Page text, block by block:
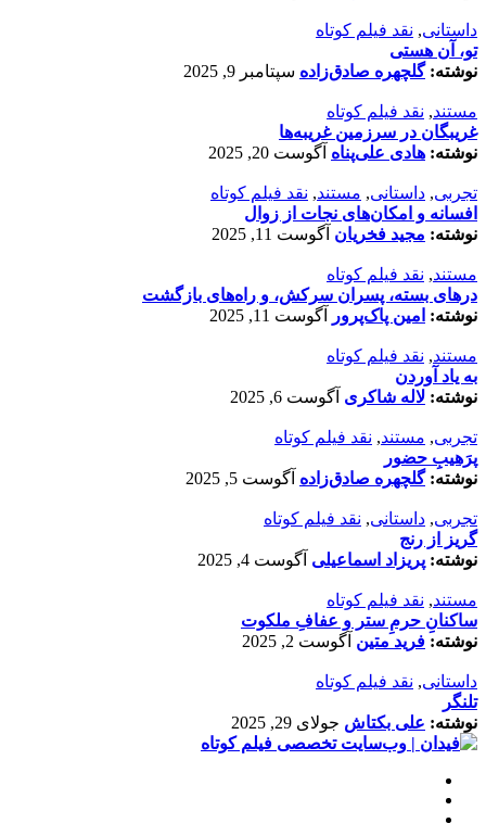
داستانی, نقد فیلم کوتاه
تو، آن هستی
نوشته:گلچهره صادق‌زاده سپتامبر 9, 2025
مستند, نقد فیلم کوتاه
غریبگان در سرزمین غریبه‌ها
نوشته: هادی علی‌پناه آگوست 20, 2025
تجربی, داستانی, مستند, نقد فیلم کوتاه
افسانه‌ و امکان‌های نجات از زوال
نوشته: مجید فخریان آگوست 11, 2025
مستند, نقد فیلم کوتاه
درهای بسته، پسران سرکش، و راه‌های بازگشت
نوشته: امین پاک‌پرور آگوست 11, 2025
مستند, نقد فیلم کوتاه
به یاد آوردن
نوشته: لاله شاکری آگوست 6, 2025
تجربی, مستند, نقد فیلم کوتاه
پرَهیب‌ِ حضور
نوشته:گلچهره صادق‌زاده آگوست 5, 2025
تجربی, داستانی, نقد فیلم کوتاه
گریز از رنج
نوشته: پریزاد اسماعیلی آگوست 4, 2025
مستند, نقد فیلم کوتاه
ساکنانِ حرمِ ستر و عفافِ ملکوت
نوشته: فرید متین آگوست 2, 2025
داستانی, نقد فیلم کوتاه
تلنگر
نوشته: علی بکتاش جولای 29, 2025